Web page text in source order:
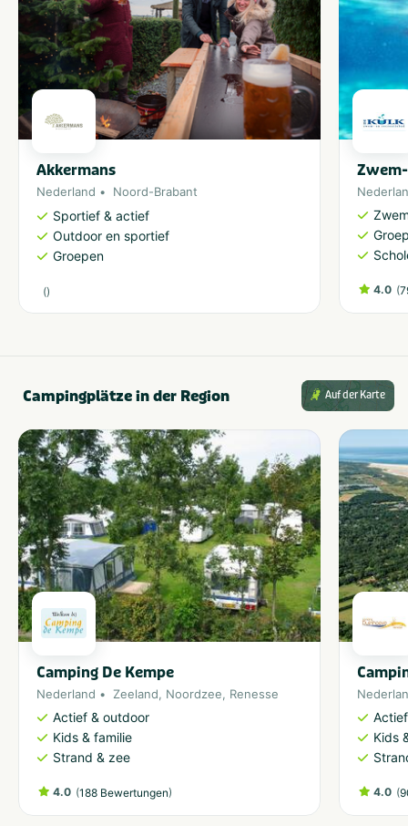
Akkermans
Nederland Noord-Brabant
Sportief & actief
Outdoor en sportief
Groepen
() 4.0 (
Campingplätze in der Region Auf der Karte
Camping De Kempe
Nederland Zeeland, Noordzee, Renesse
Actief & outdoor
Kids & familie
Strand & zee
4.0 (188 Bewertungen)
Kids
4.0 (